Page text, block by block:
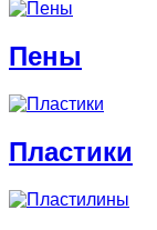
Пены
Пластики